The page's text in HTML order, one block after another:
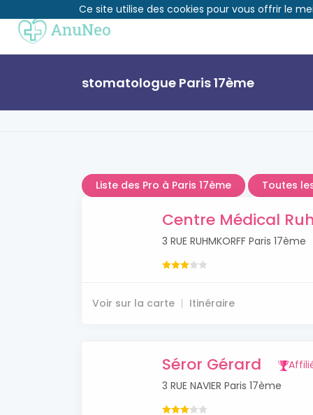
stomatologue Paris 17ème
Liste des Pro à Paris 17ème Toutes
Centre Médical
3 RUE RUHMKORFF Paris 17ème
Voir sur la carte Itinéraire
Séror Gérard
3 RUE NAVIER Paris 17ème
Ce site utilise des cookies pour vous offrir le